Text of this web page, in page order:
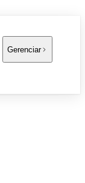
Gerenciar